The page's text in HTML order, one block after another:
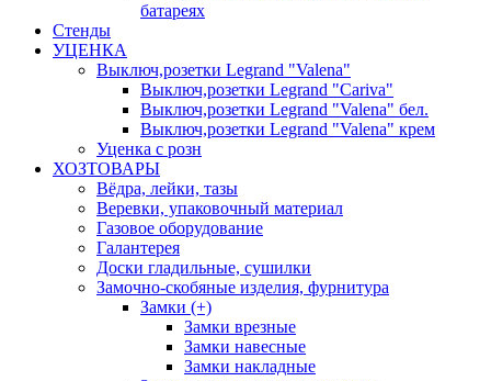
батареях
Стенды
УЦЕНКА
Выключ,розетки Legrand "Valena"
Выключ,розетки Legrand "Cariva"
Выключ,розетки Legrand "Valena" бел.
Выключ,розетки Legrand "Valena" крем
Уценка с розн
ХОЗТОВАРЫ
Вёдра, лейки, тазы
Веревки, упаковочный материал
Газовое оборудование
Галантерея
Доски гладильные, сушилки
Замочно-скобяные изделия, фурнитура
Замки (+)
Замки врезные
Замки навесные
Замки накладные